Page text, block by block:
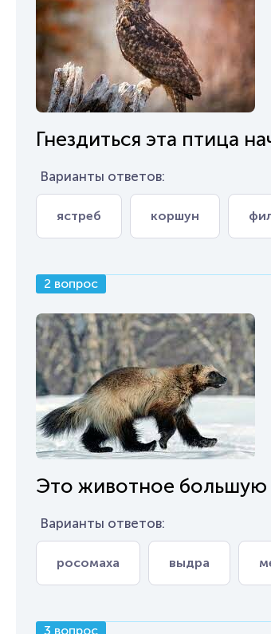
Гнездиться эта птица
Варианты ответов:
ястреб коршун
2 вопрос
Это животное большую
Варианты ответов:
росомаха выдра
3 вопрос